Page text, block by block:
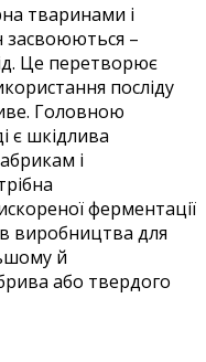
тваринами і
засвоюються –
Це перетворює
посліду
Головною
є шкідлива
і
ферментації
виробництва для
й
або твердого